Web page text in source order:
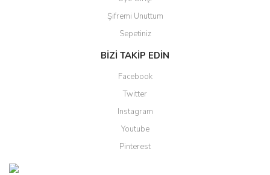
Şifremi Unuttum
Sepetiniz
BİZİ TAKİP EDİN
Facebook
Twitter
Instagram
Youtube
Pinterest